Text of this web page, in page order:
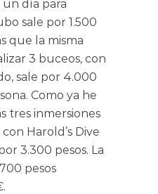
un día para
sale por 1.500
que la misma
3 buceos, con
sale por 4.000
Como ya he
tres inmersiones
Harold’s Dive
3.300 pesos. La
pesos